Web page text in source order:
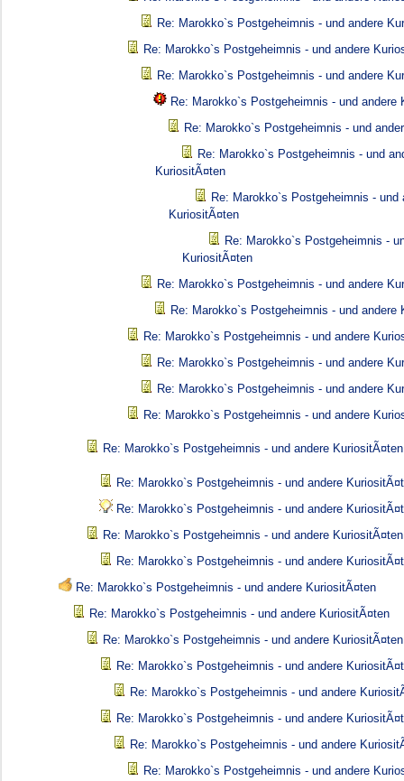
Re: Marokko`s Postgeheimnis - und andere
Re: Marokko`s Postgeheimnis - und andere
Re: Marokko`s Postgeheimnis - und andere
Re: Marokko`s Postgeheimnis - und andere
Re: Marokko`s Postgeheimnis - und
Re: Marokko`s Postgeheimnis - und
KuriositÃ¤ten
Re: Marokko`s Postgeheimnis - und
KuriositÃ¤ten
Re: Marokko`s Postgeheimnis -
KuriositÃ¤ten
Re: Marokko`s Postgeheimnis - und andere
Re: Marokko`s Postgeheimnis - und andere
Re: Marokko`s Postgeheimnis - und andere
Re: Marokko`s Postgeheimnis - und andere
Re: Marokko`s Postgeheimnis - und andere
Re: Marokko`s Postgeheimnis - und andere
Re: Marokko`s Postgeheimnis - und andere KuriositÃ¤ten
Re: Marokko`s Postgeheimnis - und andere
Re: Marokko`s Postgeheimnis - und andere
Re: Marokko`s Postgeheimnis - und andere KuriositÃ¤ten
Re: Marokko`s Postgeheimnis - und andere
Re: Marokko`s Postgeheimnis - und andere KuriositÃ¤ten
Re: Marokko`s Postgeheimnis - und andere KuriositÃ¤ten
Re: Marokko`s Postgeheimnis - und andere KuriositÃ¤ten
Re: Marokko`s Postgeheimnis - und andere
Re: Marokko`s Postgeheimnis - und andere
Re: Marokko`s Postgeheimnis - und andere
Re: Marokko`s Postgeheimnis - und andere
Re: Marokko`s Postgeheimnis - und andere